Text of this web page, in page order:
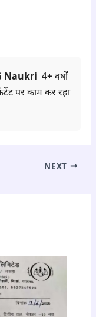
Naukri4+ वर्षों
पर काम कर रहा
NEXT